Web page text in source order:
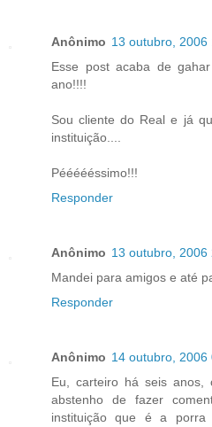
Anônimo 13 outubro, 2006
Esse post acaba de
ano!!!!
Sou cliente do Real e já
instituição....
Péééééssimo!!!
Responder
Anônimo 13 outubro, 2006
Mandei para amigos e até
Responder
Anônimo 14 outubro, 2006
Eu, carteiro há seis anos,
abstenho de fazer
instituição que é a